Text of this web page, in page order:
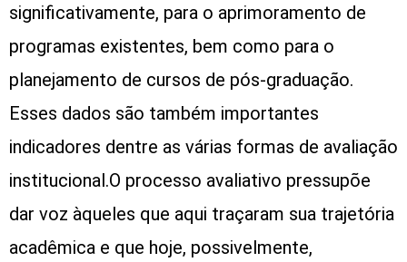
significativamente, para o aprimoramento de
programas existentes, bem como para o
planejamento de cursos de pós-graduação.
Esses dados são também importantes
indicadores dentre as várias formas de avaliação
institucional.O processo avaliativo pressupõe
dar voz àqueles que aqui traçaram sua trajetória
acadêmica e que hoje, possivelmente,